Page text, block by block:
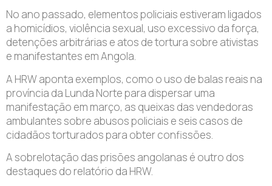
No ano passado, elementos policiais estiveram ligados
a homicídios, violência sexual, uso excessivo da força,
detenções arbitrárias e atos de tortura sobre ativistas
e manifestantes em Angola.
A HRW aponta exemplos, como o uso de balas reais na
província da Lunda Norte para dispersar uma
manifestação em março, as queixas das vendedoras
ambulantes sobre abusos policiais e seis casos de
cidadãos torturados para obter confissões.
A sobrelotação das prisões angolanas é outro dos
destaques do relatório da HRW.